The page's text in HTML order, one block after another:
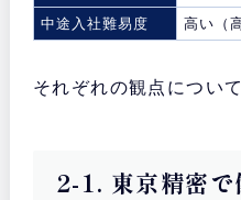
中途入社難易度
高い（
それぞれの観点につい
2-1. 東京精密で